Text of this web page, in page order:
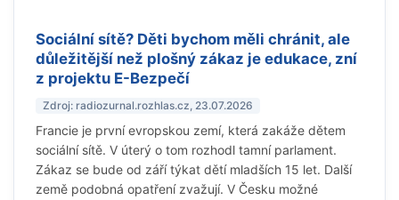
Sociální sítě? Děti bychom měli chránit, ale
důležitější než plošný zákaz je edukace, zní
z projektu E-Bezpečí
Zdroj: radiozurnal.rozhlas.cz, 23.07.2026
Francie je první evropskou zemí, která zakáže dětem
sociální sítě. V úterý o tom rozhodl tamní parlament.
Zákaz se bude od září týkat dětí mladších 15 let. Další
země podobná opatření zvažují. V Česku možné